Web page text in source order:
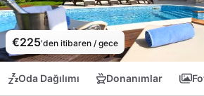
€225'den itibaren / gece
Oda Dağılımı Donanımlar